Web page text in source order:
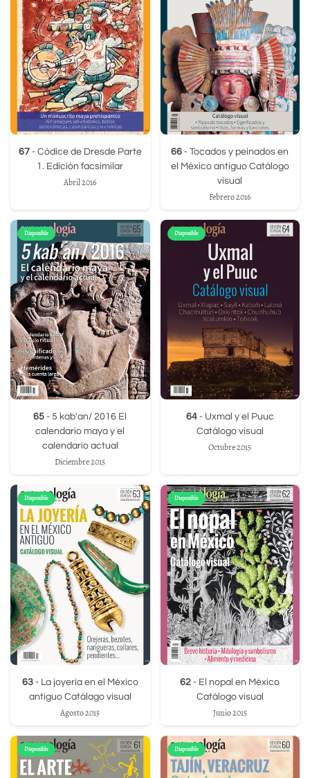
67- Códice de Dresde Parte
1. Edición facsimilar
Abril 2016
66 - Tocados y peinados en
el México antiguo Catálogo
visual
Febrero 2016
Disponible
65 - 5 kab'an/ 2016 El
calendario maya y el
calendario actual
Diciembre 2015
Disponible
64- Uxmal y el Puuc
Catálogo visual
Octubre 2015
Disponible
63- La joyería en el México
antiguo Catálago visual
Agosto 2015
Disponible
62 - El nopal en México
Catálogo visual
Junio 2015
Disponible Disponible